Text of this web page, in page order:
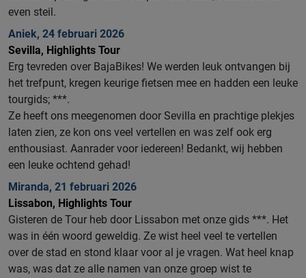
even steil.
Aniek, 24 februari 2026
Sevilla, Highlights Tour
Erg tevreden over BajaBikes! We werden leuk ontvangen bij
het trefpunt, kregen keurige fietsen mee en hadden een leuke
tourgids; ***.
Ze heeft ons meegenomen door Sevilla en prachtige plekjes
laten zien, ze kon ons veel vertellen en was zelf ook erg
enthousiast. Aanrader voor iedereen! Bedankt, wij hebben
een leuke ochtend gehad!
Miranda, 21 februari 2026
Lissabon, Highlights Tour
Gisteren de Tour heb door Lissabon met onze gids ***. Het
was in één woord geweldig. Ze wist heel veel te vertellen
over de stad en stond klaar voor al je vragen. Wat heel knap
was, was dat ze alle namen van onze groep wist te